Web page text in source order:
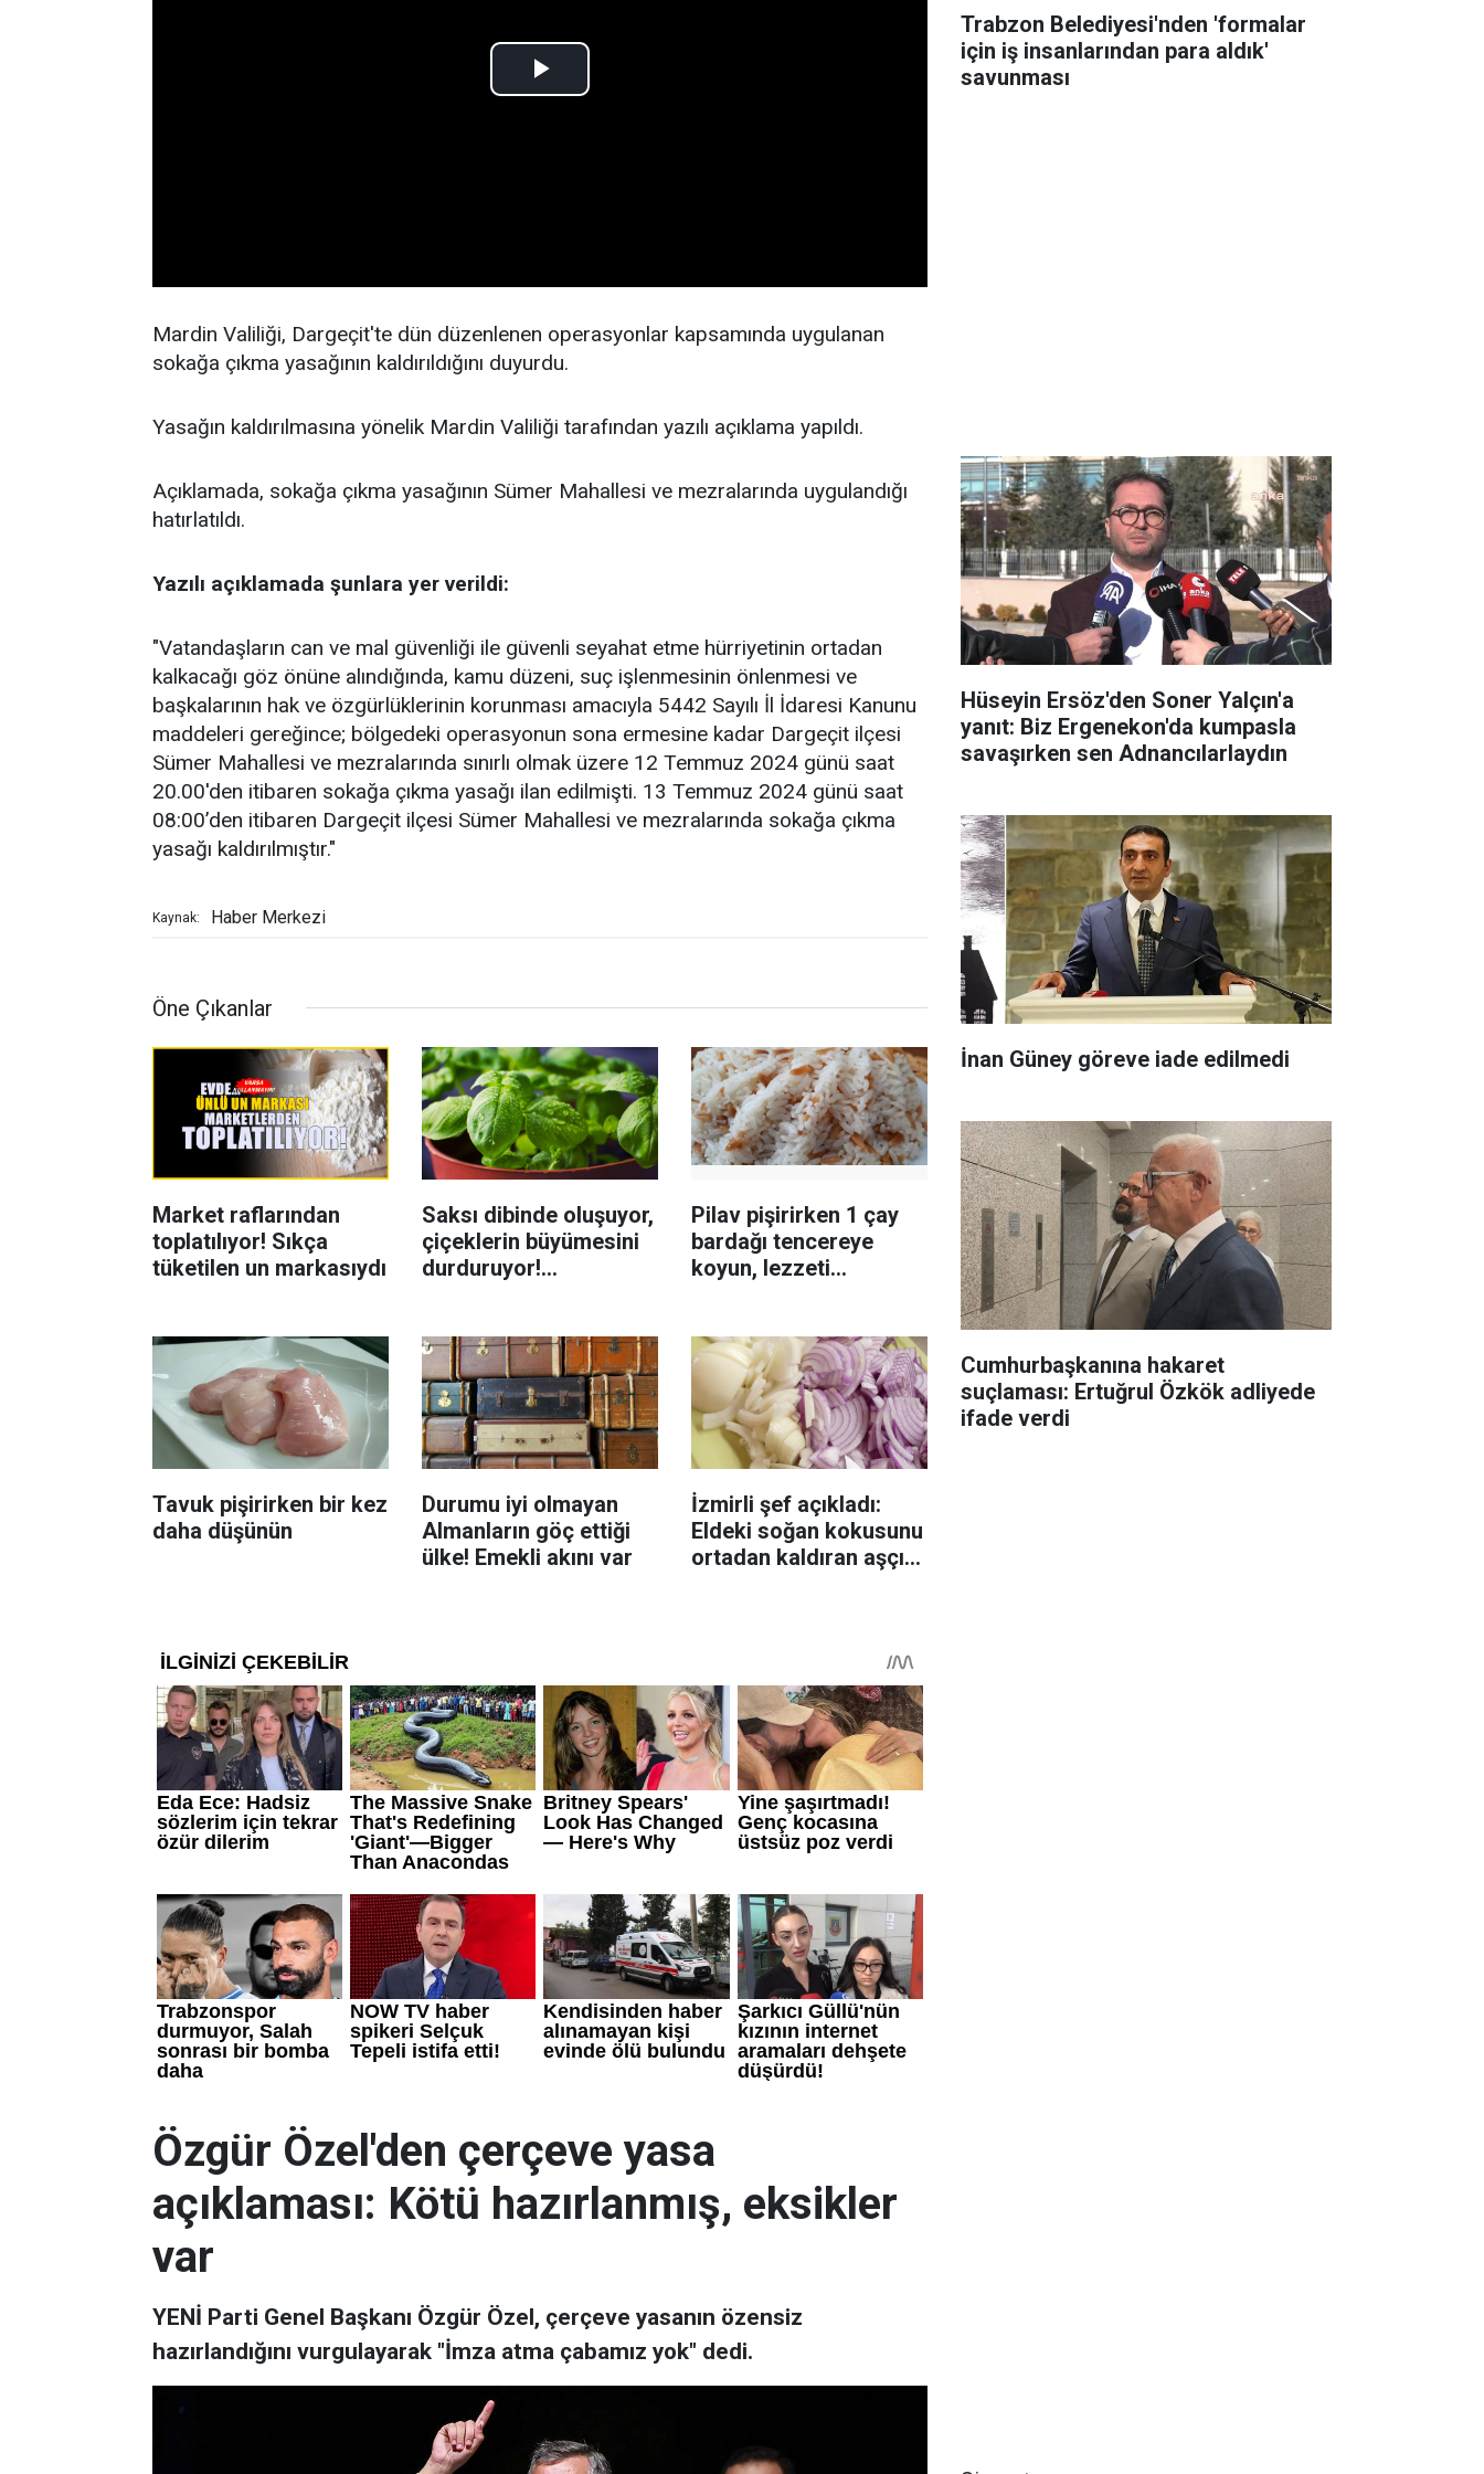
Mardin Valiliği, Dargeçit'te dün düzenlenen operasyonlar kapsamında uygulanan
sokağa çıkma yasağının kaldırıldığını duyurdu.
Yasağın kaldırılmasına yönelik Mardin Valiliği tarafından yazılı açıklama yapıldı.
Açıklamada, sokağa çıkma yasağının Sümer Mahallesi ve mezralarında uygulandığı
hatırlatıldı.
Yazılı açıklamada şunlara yer verildi:
"Vatandaşların can ve mal güvenliği ile güvenli seyahat etme hürriyetinin ortadan
kalkacağı göz önüne alındığında, kamu düzeni, suç işlenmesinin önlenmesi ve
başkalarının hak ve özgürlüklerinin korunması amacıyla 5442 Sayılı İl İdaresi Kanunu
maddeleri gereğince; bölgedeki operasyonun sona ermesine kadar Dargeçit ilçesi
Sümer Mahallesi ve mezralarında sınırlı olmak üzere 12 Temmuz 2024 günü saat
20.00'den itibaren sokağa çıkma yasağı ilan edilmişti. 13 Temmuz 2024 günü saat
08:00’den itibaren Dargeçit ilçesi Sümer Mahallesi ve mezralarında sokağa çıkma
yasağı kaldırılmıştır."
Kaynak: Haber Merkezi
Öne Çıkanlar
Market raflarından
toplatılıyor! Sıkça
tüketilen un markasıydı
Saksı dibinde oluşuyor,
çiçeklerin büyümesini
durduruyor!
Pilav pişirirken 1 çay
bardağı tencereye
koyun, lezzeti
Tavuk pişirirken bir kez
daha düşünün
Durumu iyi olmayan
Almanların göç ettiği
ülke! Emekli akını var
İzmirli şef açıkladı:
Eldeki soğan kokusunu
ortadan kaldıran aşçı
Trabzon Belediyesi'nden 'formalar
için iş insanlarından para aldık'
savunması
Hüseyin Ersöz'den Soner Yalçın'a
yanıt: Biz Ergenekon'da kumpasla
savaşırken sen Adnancılarlaydın
İnan Güney göreve iade edilmedi
Cumhurbaşkanına hakaret
suçlaması: Ertuğrul Özkök adliyede
ifade verdi
Özgür Özel'den çerçeve yasa
açıklaması: Kötü hazırlanmış, eksikler
var
YENİ Parti Genel Başkanı Özgür Özel, çerçeve yasanın özensiz
hazırlandığını vurgulayarak "İmza atma çabamız yok" dedi.